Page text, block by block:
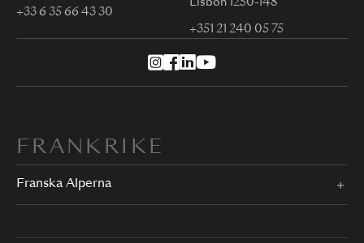
+33 6 35 66 43 30
Lisbon 1250-148
+351 21 240 05 75
FRANKRIKE
Franska Alperna